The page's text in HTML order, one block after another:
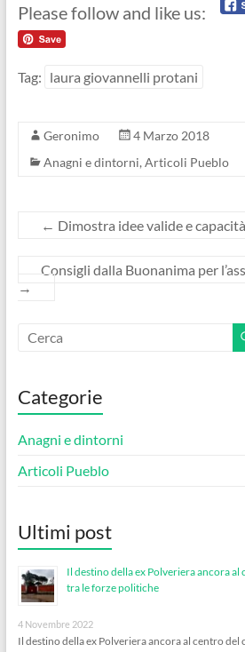
Please follow and like us:
Tag: laura giovannelli protani
Geronimo
4 Marzo 2018
Anagni e dintorni, Articoli Pueblo
← Dimostra idee valide e
Consigli dalla Buonanima per
→
Categorie
Anagni e dintorni
Articoli Pueblo
Ultimi post
Il destino della ex Polveriera ancora
tra le forze politiche
4 Novembre 2022
Il destino della ex Polveriera ancora al centro del